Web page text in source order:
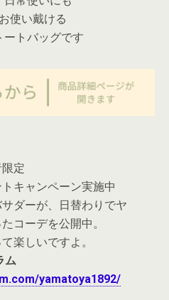
使い戴ける
ートバッグです
定
キャンペーン実施中
ダーが、日替わりでヤ
コーデを公開中。
楽しいですよ。
ム
yamatoya1892/